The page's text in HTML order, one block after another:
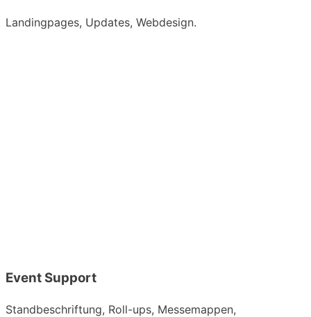
Landingpages, Updates, Webdesign.
Event Support
Standbeschriftung, Roll-ups, Messemappen,